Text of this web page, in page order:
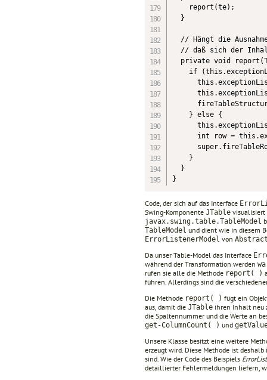
    report(te);
  }
// Hängt die
// daß sich der
private void
if
    } else {
int row =
    }
  }
}
Code, der sich auf das Interface
Swing-Komponente JTable visualisiert
javax.swing.table.TableModel
TableModel und dient wie in diesem
ErrorListenerModel von
Da unser Table-Model das Interface
während der Transformation werden
rufen sie alle die Methode report( )
führen. Allerdings sind die
Die Methode report( ) fügt ein
aus, damit die JTable ihren Inhalt neu
die Spaltennummer und die Werte an
get-ColumnCount( ) und
Unsere Klasse besitzt eine weitere
erzeugt wird. Diese Methode ist
sind. Wie der Code des Beispiels
detaillierter Fehlermeldungen liefern,